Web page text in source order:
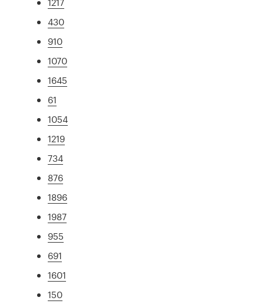
430
910
1070
1645
61
1054
1219
734
876
1896
1987
955
691
1601
150